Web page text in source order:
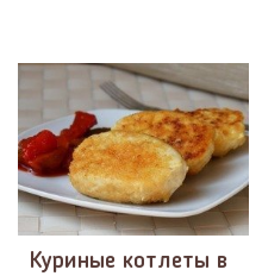
Куриные котлеты в